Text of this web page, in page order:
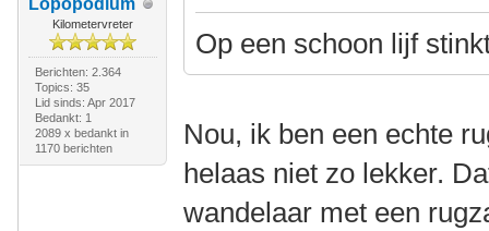
Lopopodium
Kilometervreter
Berichten: 2.364
Topics: 35
Lid sinds: Apr 2017
Bedankt: 1
2089 x bedankt in
1170 berichten
Op een schoon lijf
Nou, ik ben een echte
helaas niet zo lekker.
wandelaar met een